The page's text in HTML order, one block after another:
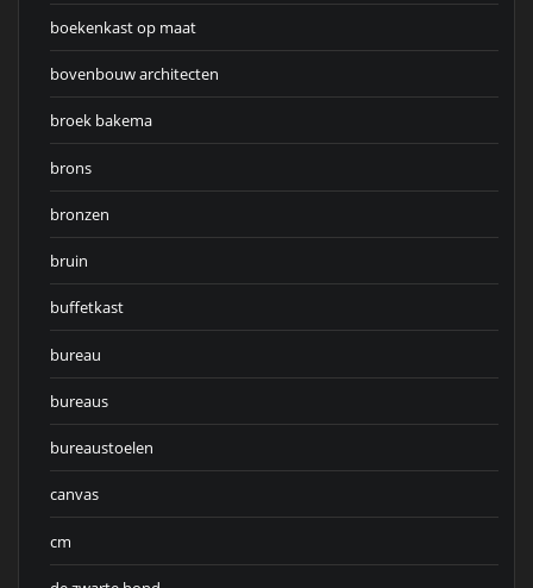
boekenkast op maat
bovenbouw architecten
broek bakema
brons
bronzen
bruin
buffetkast
bureau
bureaus
bureaustoelen
canvas
cm